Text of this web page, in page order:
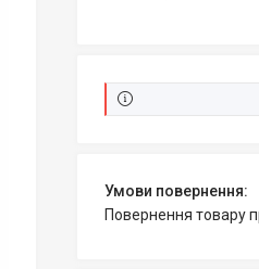
повернення товару